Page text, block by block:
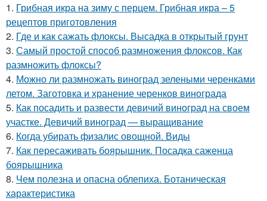
1. Грибная икра на зиму с перцем. Грибная икра – 5
рецептов приготовления
2. Где и как сажать флоксы. Высадка в открытый грунт
3. Самый простой способ размножения флоксов. Как
размножить флоксы?
4. Можно ли размножать виноград зелеными черенками
летом. Заготовка и хранение черенков винограда
5. Как посадить и развести девичий виноград на своем
участке. Девичий виноград — выращивание
6. Когда убирать физалис овощной. Виды
7. Как пересаживать боярышник. Посадка саженца
боярышника
8. Чем полезна и опасна облепиха. Ботаническая
характеристика